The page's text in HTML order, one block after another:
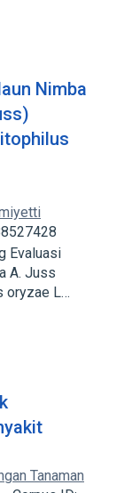
Nimba
Evaluasi
A. Juss
oryzae L…
Tanaman